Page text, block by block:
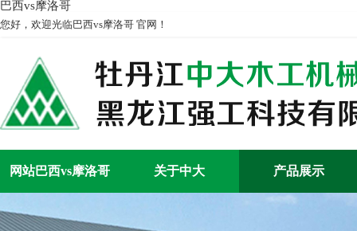
巴西vs摩洛哥
您好，欢迎光临巴西vs摩洛哥 官网！
网站巴西vs摩洛哥 关于中大 产品展示